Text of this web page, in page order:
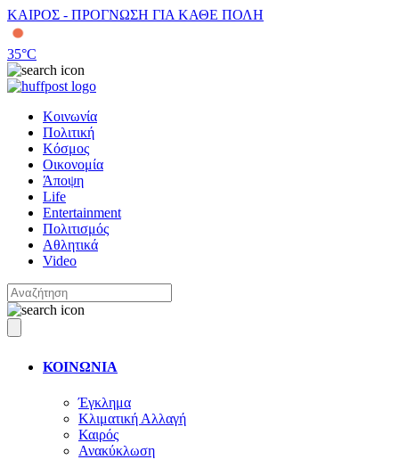
ΚΑΙΡΟΣ - ΠΡΟΓΝΩΣΗ ΓΙΑ ΚΑΘΕ ΠΟΛΗ
35°C
Κοινωνία
Πολιτική
Κόσμος
Οικονομία
Άποψη
Life
Entertainment
Πολιτισμός
Αθλητικά
Video
ΚΟΙΝΩΝΙΑ
Έγκλημα
Κλιματική Αλλαγή
Καιρός
Ανακύκλωση